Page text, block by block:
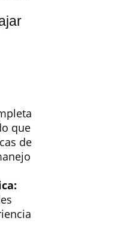
que
de